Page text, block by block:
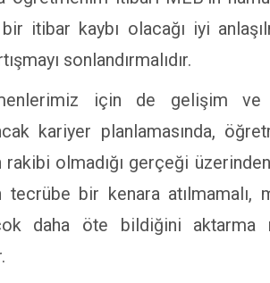
itibar kaybı olacağı iyi
sonlandırmalıdır.
için de gelişim ve
kariyer planlamasında,
olmadığı gerçeği
tecrübe bir kenara atılmamalı,
daha öte bildiğini aktarma